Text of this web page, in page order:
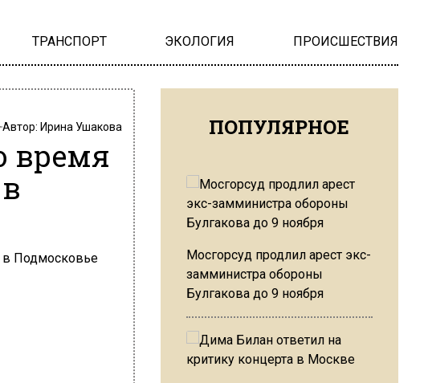
ТРАНСПОРТ ЭКОЛОГИЯ ПРОИСШЕСТВИЯ
Автор: Ирина Ушакова
время
ПОПУЛЯРНОЕ
Мосгорсуд продлил арест экс-
замминистра обороны
Булгакова до 9 ноября